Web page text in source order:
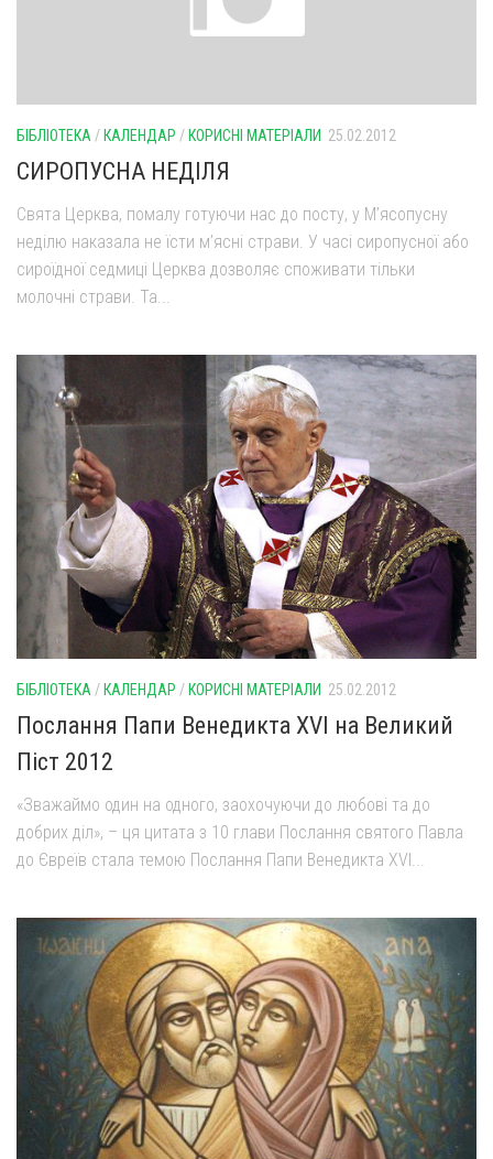
БІБЛІОТЕКА/ КАЛЕНДАР / КОРИСНІ МАТЕРІАЛИ 25.02.2012
СИРОПУСНА НЕДІЛЯ
Свята Церква, помалу готуючи нас до посту, у М’ясопусну
неділю наказала не їсти м’ясні страви. У часі сиропусної або
сироїдної седмиці Церква дозволяє споживати тільки
молочні стра­ви. Та...
БІБЛІОТЕКА/ КАЛЕНДАР / КОРИСНІ МАТЕРІАЛИ 25.02.2012
Послання Папи Венедикта XVI на Великий
Піст 2012
«Зважаймо один на одного, заохочуючи до любові та до
добрих діл», – ця цитата з 10 глави Послання святого Павла
до Євреїв стала темою Послання Папи Венедикта XVI...